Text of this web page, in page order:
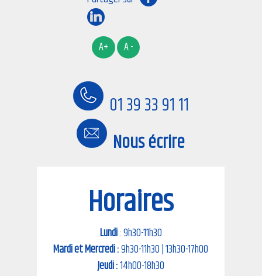
01 39 33 91 11
Nous écrire
Horaires
Lundi: 9h30-11h30
Mardi et Mercredi :9h30-11h30 | 13h30-17h00
Jeudi :14h00-18h30